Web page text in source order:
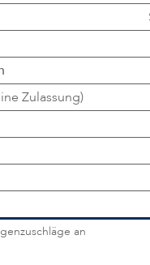
Zulassung)
an